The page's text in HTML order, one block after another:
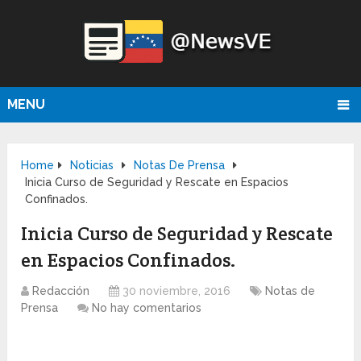
MENU
Home Noticias
Notas De Prensa
Inicia Curso de Seguridad y Rescate en Espacios
Confinados.
Inicia Curso de Seguridad y Rescate
en Espacios Confinados.
Redacción 30 noviembre, 2016
Notas de
Prensa
No hay comentarios